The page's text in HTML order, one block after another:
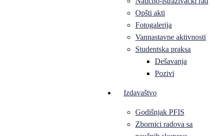
Opšti akti
Fotogalerija
Vannastavne aktivnosti
Studentska praksa
Dešavanja
Pozivi
Izdavaštvo
Godišnjak PFIS
Zbornici radova sa